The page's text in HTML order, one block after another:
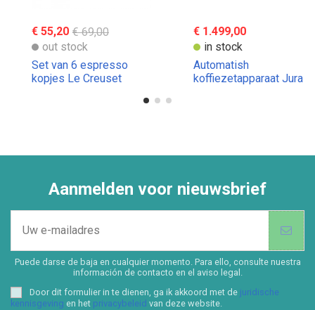
€ 55,20 € 69,00
out stock
Set van 6 espresso
kopjes Le Creuset
€ 1.499,00
in stock
Automatish
koffiezetapparaat Jura
Aanmelden voor nieuwsbrief
Puede darse de baja en cualquier momento. Para ello, consulte nuestra
información de contacto en el aviso legal.
Door dit formulier in te dienen, ga ik akkoord met de juridische
kennisgeving en het privacybeleid van deze website.